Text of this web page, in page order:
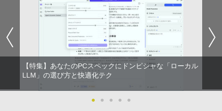
by Amazon 天然水 ラベルレス 500ml ×24本
富士山の天然水 バナジウム含有 水 ミネラル
ウォーター ペットボトル 静岡県産 500ミリリ
ットル (Smart Basic)
￥1,380
by Amazon 天然水ラベルレス 2L×9本
異世界居酒屋「のぶ」(22) (角川コミックス・
エース)
￥832
ONE PIECE モノクロ版 115 (ジャンプコミッ
クスDIGITAL)
【期間限定 キャンペン】中古ノートパソ
コン Windows11 Office搭載 軽量 13.3
型 モバイルPC 富士通 LIFEBOOK E734
Intel Celeron 第4世代CPU メモリ4GB S
SD128GB+外付けHDD250GB HD(1366×
768) 無線 bluetooth内蔵 DisplayPort対
応 送料無料 訳あり
￥7,980
【中古】 Apple TV HD 32GB MR912J/A
(A1625) 周辺機器 / 発売時期2015年〜
￥4,680
【週末限定クーポン＆P5倍！】 中古パソ
付き 大容量 快適メモリ 第8世代 整備済
み サポート充実 Windows11 Pro DELL
【マラソンセール期間中ポイント5倍】
【訳あり】 中古モニター 23〜24インチ
DP / HDMI / DVI VGA 端子選択可能 店長
おまかせ ケーブル付き サブモニターにお
すすめ 動作確認済み 30日保証 送料無料
￥4,200
2
□◇〇【目が疲れにくい ブルーライトカ
ット!!】iiyama/イイヤマ フルHD対応21.
星新一ショートショート1001 [ 星 新一 ]
￥49,500
永遠の記憶 [ 東野 圭吾 ]
￥2,310
【特集】あなたのPCスペックにドンピシャな「ローカル
LLM」の選び方と快適化テク
● ● ● ● ●